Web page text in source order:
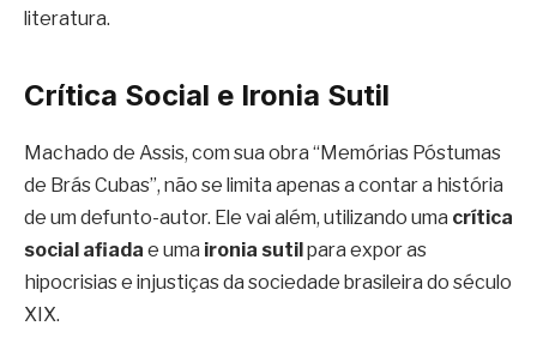
literatura.
Crítica Social e Ironia Sutil
Machado de Assis, com sua obra “Memórias Póstumas
de Brás Cubas”, não se limita apenas a contar a história
de um defunto-autor. Ele vai além, utilizando uma crítica
social afiada e uma ironia sutil para expor as
hipocrisias e injustiças da sociedade brasileira do século
XIX.